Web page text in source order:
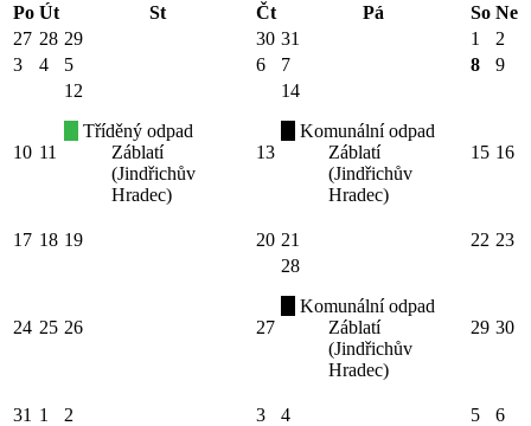
Po Út St Čt Pá So Ne
27 28 29 30 31 1
2
3
4 5 6 7 8 9
10 11
12
Tříděný odpad
Záblatí
(Jindřichův
Hradec)
13
14
Komunální odpad
Záblatí
(Jindřichův
Hradec)
15 16
17 18 19 20 21 22 23
24 25 26 27
28
Komunální odpad
Záblatí
(Jindřichův
Hradec)
29 30
31 1 2 3 4 5
6